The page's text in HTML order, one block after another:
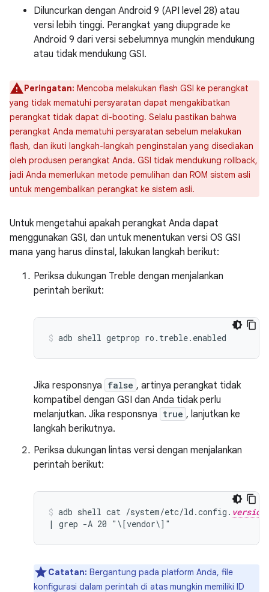
Diluncurkan dengan Android 9 (API level 28) atau
versi lebih tinggi. Perangkat yang diupgrade ke
Android 9 dari versi sebelumnya mungkin mendukung
atau tidak mendukung GSI.
Peringatan: Mencoba melakukan flash GSI ke perangkat
yang tidak mematuhi persyaratan dapat mengakibatkan
perangkat tidak dapat di-booting. Selalu pastikan bahwa
perangkat Anda mematuhi persyaratan sebelum melakukan
flash, dan ikuti langkah-langkah penginstalan yang disediakan
oleh produsen perangkat Anda. GSI tidak mendukung rollback,
jadi Anda memerlukan metode pemulihan dan ROM sistem asli
untuk mengembalikan perangkat ke sistem asli.
Untuk mengetahui apakah perangkat Anda dapat
menggunakan GSI, dan untuk menentukan versi OS GSI
mana yang harus diinstal, lakukan langkah berikut:
Periksa dukungan Treble dengan menjalankan
perintah berikut:
adb shell getprop ro.treble.enabled
Jika responsnya false , artinya perangkat tidak
kompatibel dengan GSI dan Anda tidak perlu
melanjutkan. Jika responsnya true , lanjutkan ke
langkah berikutnya.
Periksa dukungan lintas versi dengan menjalankan
perintah berikut:
adb shell cat /system/etc/ld.config.
| grep -A 20 "\[vendor\]"
Catatan: Bergantung pada platform Anda, file
konfigurasi dalam perintah di atas mungkin memiliki ID